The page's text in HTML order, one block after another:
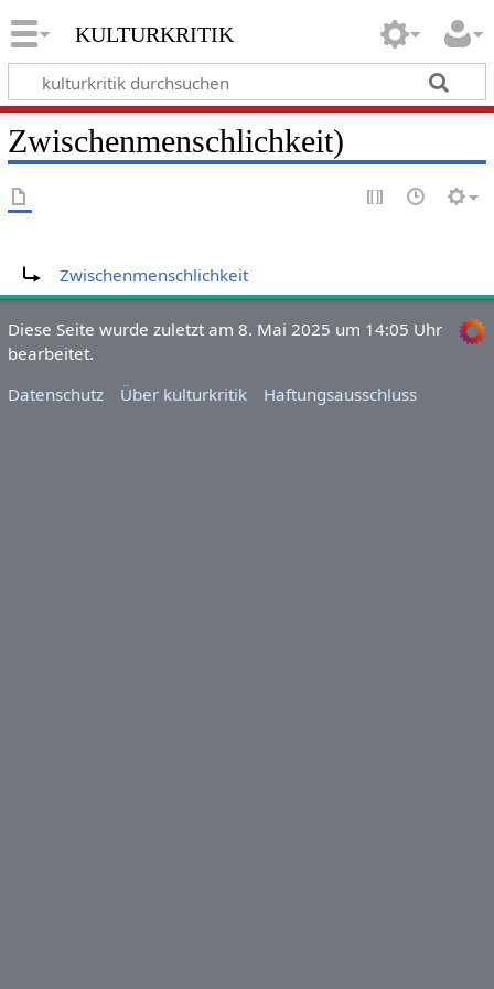
kulturkritik
Zwischenmenschlichkeit)
Zwischenmenschlichkeit
Diese Seite wurde zuletzt am 8. Mai 2025 um 14:05 Uhr
bearbeitet.
Datenschutz
Über kulturkritik Haftungsausschluss